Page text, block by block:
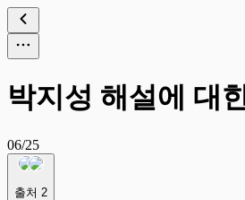
박지성 해설에 대
06/25
출처 2